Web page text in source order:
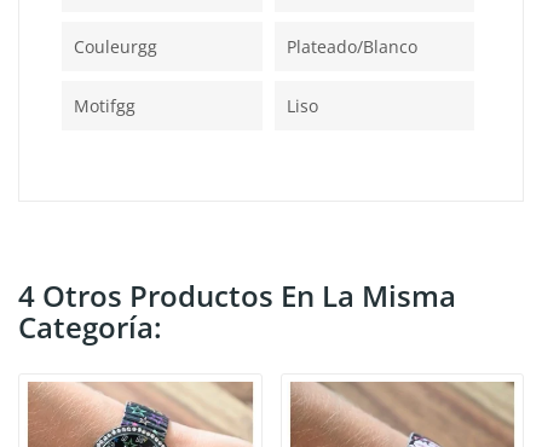
Couleurgg Plateado/blanco
Motifgg Liso
4 Otros Productos En La Misma
Categoría: